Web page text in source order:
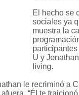
El hecho se
sociales ya
muestra la
U y
living.
le recriminó a